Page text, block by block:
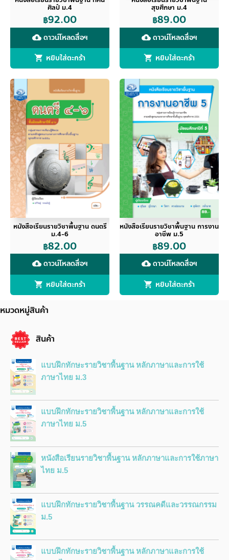
ศิลป์ ม.4
฿92.00
cloud_downloadดาวน์โหลดสื่อฯ
หยิบใส่ตะกร้า
สุขศึกษา ม.4
฿89.00
cloud_downloadดาวน์โหลดสื่อฯ
หยิบใส่ตะกร้า
หนังสือเรียนรายวิชาพื้นฐาน ดนตรี
ม.4-6
฿82.00
cloud_downloadดาวน์โหลดสื่อฯ
หยิบใส่ตะกร้า
หนังสือเรียนรายวิชาพื้นฐาน การงาน
อาชีพ ม.5
฿89.00
cloud_downloadดาวน์โหลดสื่อฯ
หยิบใส่ตะกร้า
หมวดหมู่สินค้า
สินค้า
แบบฝึกทักษะรายวิชาพื้นฐาน หลักภาษาและการใช้
ภาษาไทย ม.3
แบบฝึกทักษะรายวิชาพื้นฐาน หลักภาษาและการใช้
ภาษาไทย ม.5
หนังสือเรียนรายวิชาพื้นฐาน หลักภาษาและการใช้ภาษา
ไทย ม.5
แบบฝึกทักษะรายวิชาพื้นฐาน วรรณคดีและวรรณกรรม
ม.5
แบบฝึกทักษะรายวิชาพื้นฐาน หลักภาษาและการใช้